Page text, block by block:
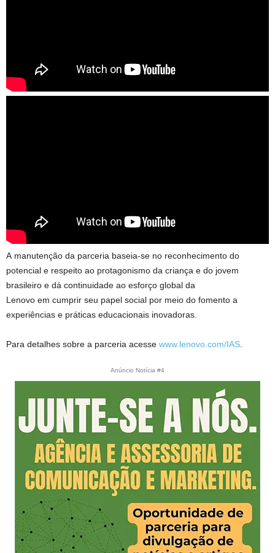
A manutenção da parceria baseia-se no reconhecimento do
potencial e respeito ao protagonismo da criança e do jovem
brasileiro e dá continuidade ao esforço global da
Lenovo em cumprir seu papel social por meio do fomento a
experiências e práticas educacionais inovadoras.
Para detalhes sobre a parceria acesse www.lenovo.com/IAS
Anúncio Notícia #4